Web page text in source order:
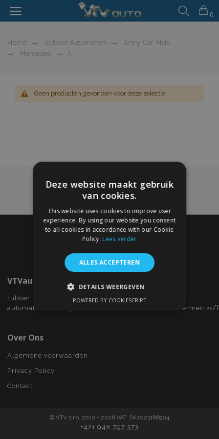
0
Home Rubber Automatten
Army Car Mats
Mercedes
A
Geen producten gevonden voor deze selectie.
VTVauto.nl
rubber
Over Ons
Algemene voorwaarden
Privacy Policy
Contact
© VTV s.r.o. 2010 - 2026 VAT: SK2023166904
+421 948 797 373
Deze website maakt gebruik
van cookies.
This website uses cookies to improve user
experience. By using our website you consent
to all cookies in accordance with our Cookie
Policy. Lees verder
ALLES ACCEPTEREN
DETAILS WEERGEVEN
Strictly necessary cookies allow core website
functionality such as user login and account
POWERED BY COOKIESCRIPT